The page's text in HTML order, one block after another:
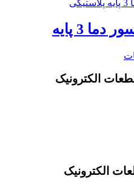
الکترونیک
الکترونیک